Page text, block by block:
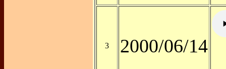
3 2000/06/14